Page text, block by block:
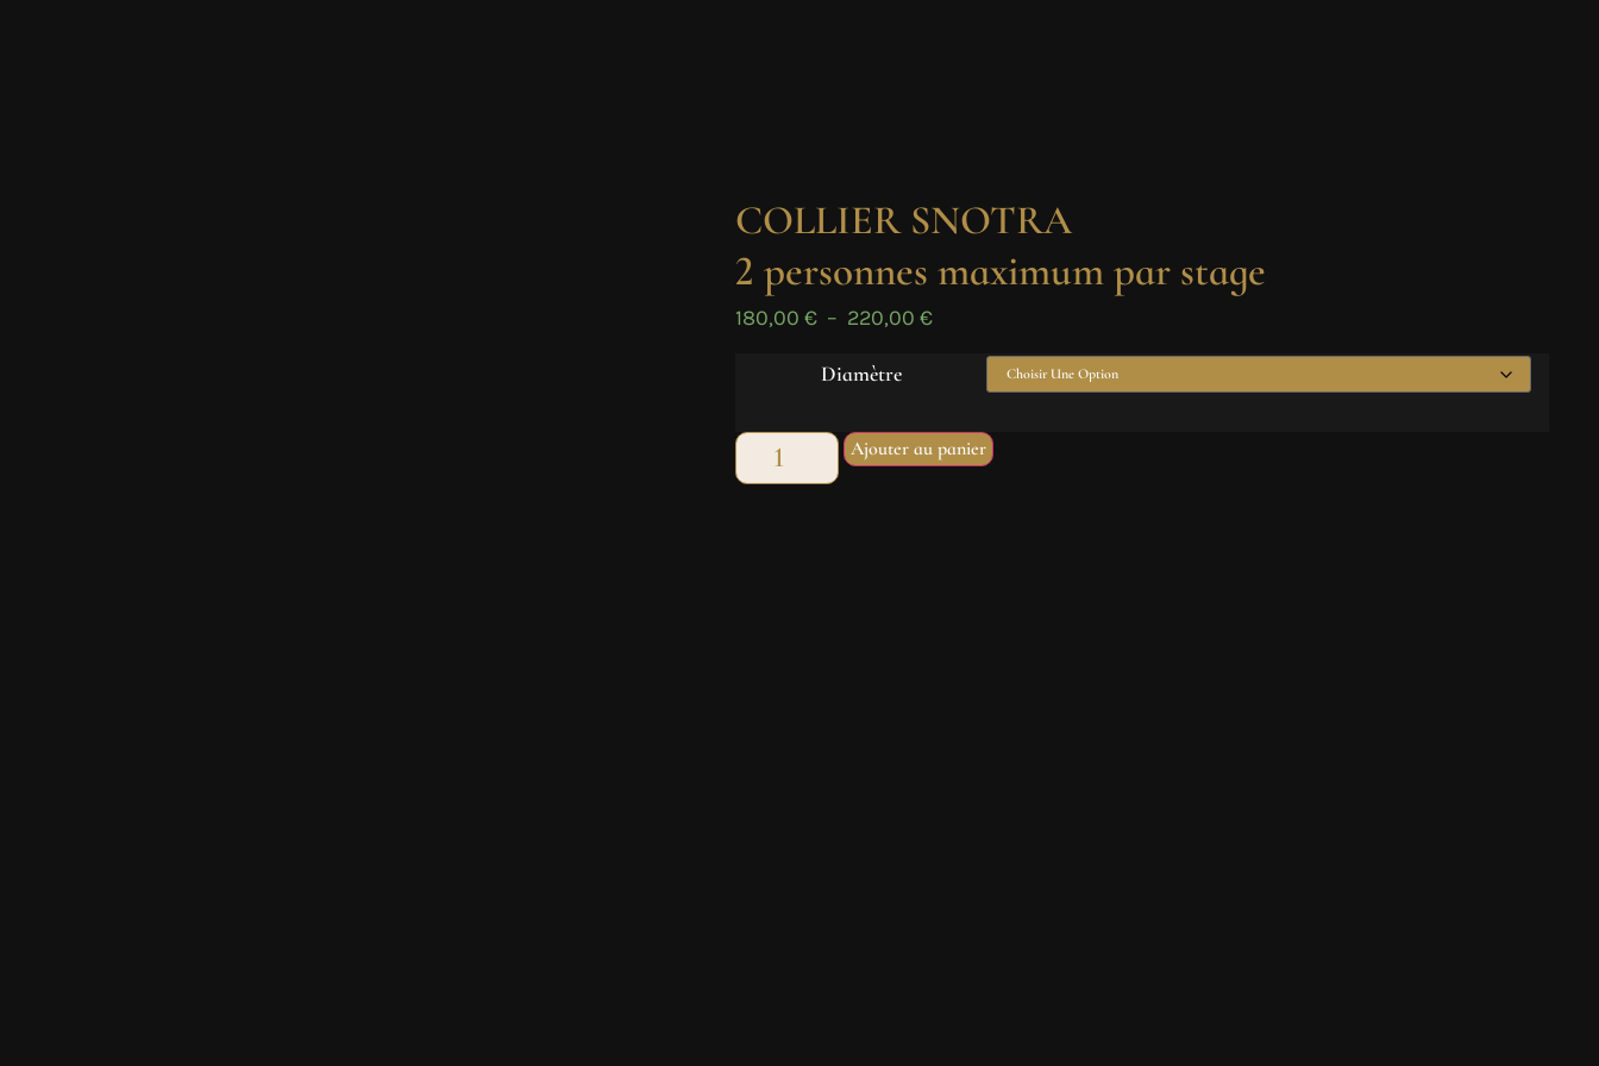
COLLIER SNOTRA
2 personnes maximum par stage
180,00 € – 220,00 €
Diamètre
Ajouter au panier